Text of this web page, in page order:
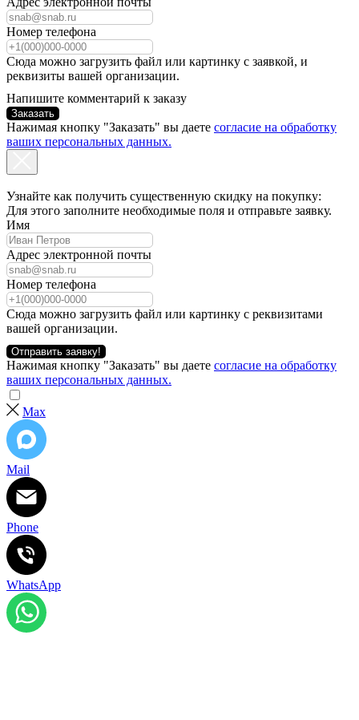
Номер телефона
Сюда можно загрузить файл или картинку с заявкой, и
реквизиты вашей организации.
Напишите комментарий к заказу
Заказать
Нажимая кнопку "Заказать" вы даете согласие на обработку
ваших персональных данных.
Узнайте как получить существенную скидку на покупку:
Для этого заполните необходимые поля и отправьте заявку.
Имя
Адрес электронной почты
Номер телефона
Сюда можно загрузить файл или картинку с реквизитами
вашей организации.
Отправить заявку!
Нажимая кнопку "Заказать" вы даете согласие на обработку
ваших персональных данных.
Max
Mail
Phone
WhatsApp